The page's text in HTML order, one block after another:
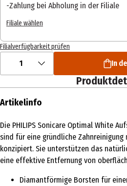
Zahlung bei Abholung in der Filiale
Filiale wählen
Filialverfügbarkeit prüfen
1 In
Artikelinfo
Die PHILIPS Sonicare Optimal White
sind für eine gründliche Zahnreinigung
konzipiert. Sie unterstützen das
eine effektive Entfernung von
Diamantförmige Borsten für